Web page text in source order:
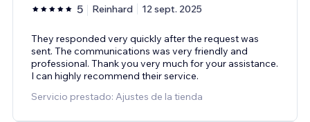
5 Reinhard 12 sept. 2025
They responded very quickly after the request was
sent. The communications was very friendly and
professional. Thank you very much for your assistance.
I can highly recommend their service.
Servicio prestado: Ajustes de la tienda